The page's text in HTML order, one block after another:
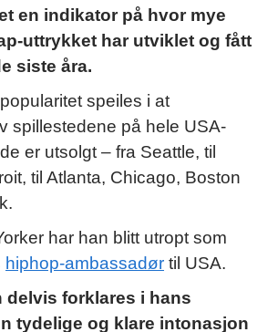
en indikator på hvor mye
uttrykket har utviklet og fått
siste åra.
speiles i at
spillestedene på hele USA-
er utsolgt – fra Seattle, til
til Atlanta, Chicago, Boston
har han blitt utropt som
hiphop-ambassadør til USA.
delvis forklares i hans
tydelige og klare intonasjon